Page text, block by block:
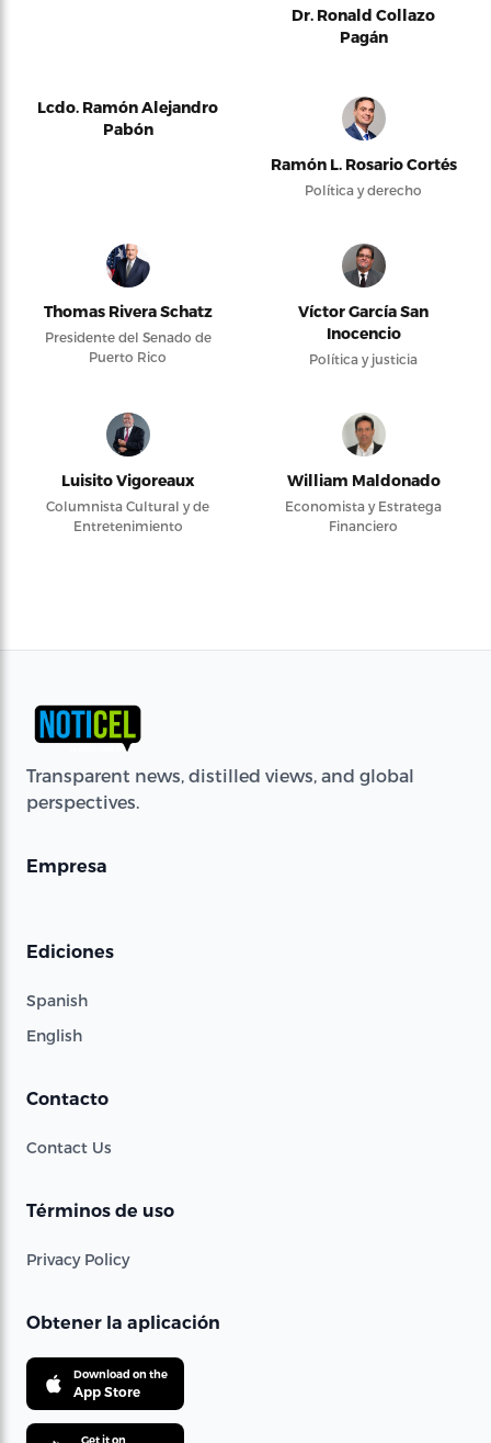
Dr. Ronald Collazo
Pagán
Lcdo. Ramón Alejandro
Pabón
Ramón L. Rosario Cortés
Política y derecho
Thomas Rivera Schatz
Presidente del Senado de
Puerto Rico
Víctor García San
Inocencio
Política y justicia
Luisito Vigoreaux
Columnista Cultural y de
Entretenimiento
William Maldonado
Economista y Estratega
Financiero
Transparent news, distilled views, and global
perspectives.
Empresa
Ediciones
Spanish
English
Contacto
Contact Us
Términos de uso
Privacy Policy
Obtener la aplicación
Download on the
App Store